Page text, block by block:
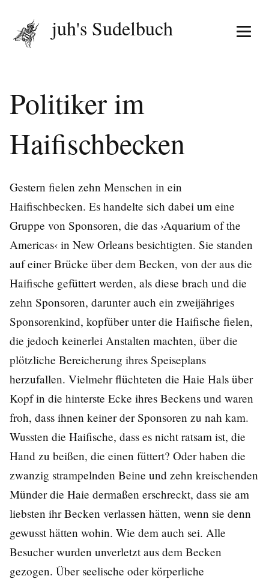
Menü
juh's Sudelbuch
Politiker im
Haifischbecken
Gestern fielen zehn Menschen in ein
Haifischbecken. Es handelte sich dabei um eine
Gruppe von Sponsoren, die das ›Aquarium of the
Americas‹ in New Orleans besichtigten. Sie standen
auf einer Brücke über dem Becken, von der aus die
Haifische gefüttert werden, als diese brach und die
zehn Sponsoren, darunter auch ein zweijähriges
Sponsorenkind, kopfüber unter die Haifische fielen,
die jedoch keinerlei Anstalten machten, über die
plötzliche Bereicherung ihres Speiseplans
herzufallen. Vielmehr flüchteten die Haie Hals über
Kopf in die hinterste Ecke ihres Beckens und waren
froh, dass ihnen keiner der Sponsoren zu nah kam.
Wussten die Haifische, dass es nicht ratsam ist, die
Hand zu beißen, die einen füttert? Oder haben die
zwanzig strampelnden Beine und zehn kreischenden
Münder die Haie dermaßen erschreckt, dass sie am
liebsten ihr Becken verlassen hätten, wenn sie denn
gewusst hätten wohin. Wie dem auch sei. Alle
Besucher wurden unverletzt aus dem Becken
gezogen. Über seelische oder körperliche